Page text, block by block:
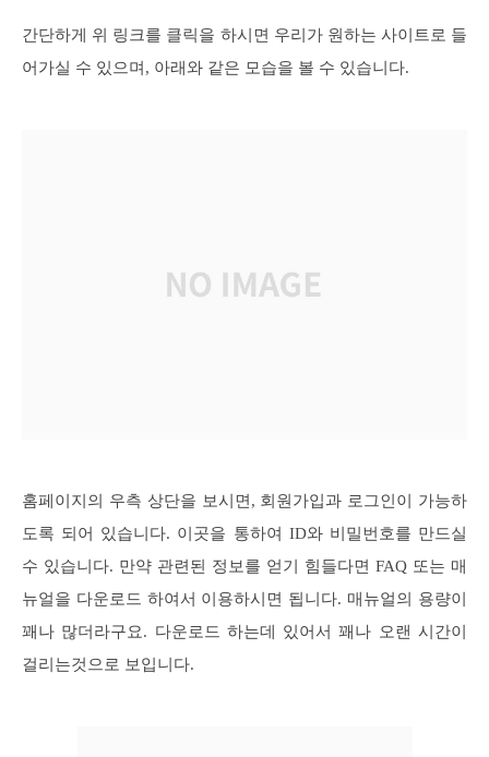
간단하게 위 링크를 클릭을 하시면 우리가 원하는 사이트로 들
어가실 수 있으며, 아래와 같은 모습을 볼 수 있습니다.
홈페이지의 우측 상단을 보시면, 회원가입과 로그인이 가능하
도록 되어 있습니다. 이곳을 통하여 ID와 비밀번호를 만드실
수 있습니다. 만약 관련된 정보를 얻기 힘들다면 FAQ 또는 매
뉴얼을 다운로드 하여서 이용하시면 됩니다. 매뉴얼의 용량이
꽤나 많더라구요. 다운로드 하는데 있어서 꽤나 오랜 시간이
걸리는것으로 보입니다.